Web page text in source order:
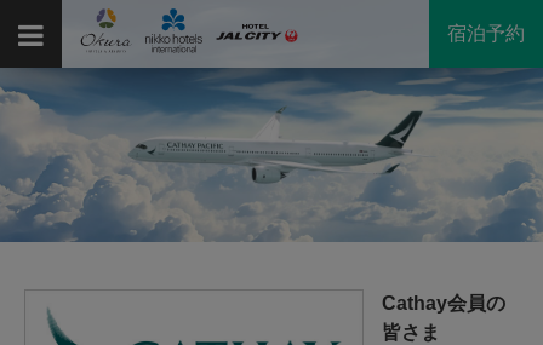
宿泊予約
Cathay会員の
皆さま